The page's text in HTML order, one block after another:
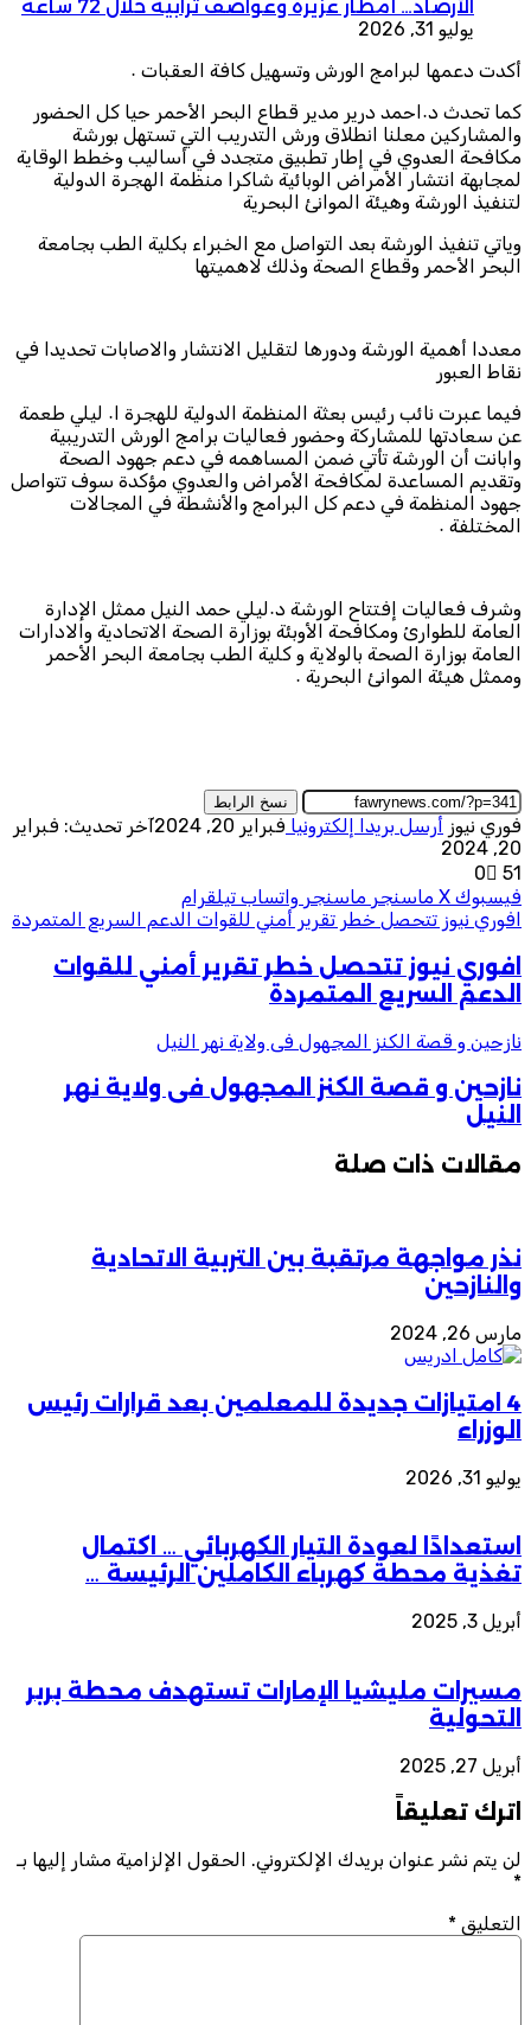
الأرصاد… أمطار غزيرة وعواصف ترابية خلال 72 ساعة
يوليو 31, 2026
أكدت دعمها لبرامج الورش وتسهيل كافة العقبات ٠
كما تحدث د٠احمد درير مدير قطاع البحر الأحمر حيا كل الحضور
والمشاركين معلنا انطلاق ورش التدريب التي تستهل بورشة
مكافحة العدوي في إطار تطبيق متجدد في أساليب وخطط الوقاية
لمجابهة انتشار الأمراض الوبائية شاكرا منظمة الهجرة الدولية
لتنفيذ الورشة وهيئة الموانئ البحرية
وياتي تنفيذ الورشة بعد التواصل مع الخبراء بكلية الطب بجامعة
البحر الأحمر وقطاع الصحة وذلك لاهميتها
معددا أهمية الورشة ودورها لتقليل الانتشار والاصابات تحديدا في
نقاط العبور
فيما عبرت نائب رئيس بعثة المنظمة الدولية للهجرة ا٠ ليلي طعمة
عن سعادتها للمشاركة وحضور فعاليات برامج الورش التدريبية
وابانت أن الورشة تأتي ضمن المساهمه في دعم جهود الصحة
وتقديم المساعدة لمكافحة الأمراض والعدوي مؤكدة سوف تتواصل
جهود المنظمة في دعم كل البرامج والأنشطة في المجالات
المختلفة ٠
وشرف فعاليات إفتتاح الورشة د٠ليلي حمد النيل ممثل الإدارة
العامة للطوارئ ومكافحة الأوبئة بوزارة الصحة الاتحادية والادارات
العامة بوزارة الصحة بالولاية و كلية الطب بجامعة البحر الأحمر
وممثل هيئة الموانئ البحرية ٠
نسخ الرابط
فوري نيوز أرسل بريدا إلكترونيا فبراير 20, 2024
آخر تحديث: فبراير
20, 2024
0
51
فيسبوك ‫X ماسنجر ماسنجر واتساب تيلقرام
افوري نيوز تتحصل خطر تقرير أمني للقوات الدعم السريع المتمردة
افوري نيوز تتحصل خطر تقرير أمني للقوات
الدعم السريع المتمردة
نازحين و قصة الكنز المجهول فى ولاية نهر النيل
نازحين و قصة الكنز المجهول فى ولاية نهر
النيل
مقالات ذات صلة
نذر مواجهة مرتقبة بين التربية الاتحادية
والنازحين
مارس 26, 2024
4 امتيازات جديدة للمعلمين بعد قرارات رئيس
الوزراء
يوليو 31, 2026
استعدادًا لعودة التيار الكهربائي … اكتمال
تغذية محطة كهرباء الكاملين الرئيسة …
أبريل 3, 2025
مسيرات مليشيا الإمارات تستهدف محطة بربر
التحولية
أبريل 27, 2025
اترك تعليقاً
لن يتم نشر عنوان بريدك الإلكتروني. الحقول الإلزامية مشار إليها بـ
*
التعليق *